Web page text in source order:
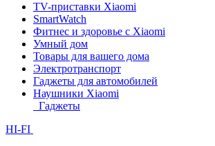
TV-приставки Xiaomi
SmartWatch
Фитнес и здоровье с Xiaomi
Умный дом
Товары для вашего дома
Электротранспорт
Гаджеты для автомобилей
Наушники Xiaomi
Гаджеты
HI-FI